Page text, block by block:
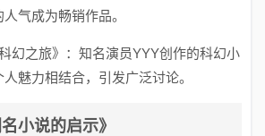
气成为畅销作品。
幻之旅》：知名演员YYY创作的科幻小
魅力相结合，引发广泛讨论。
小说的启示》